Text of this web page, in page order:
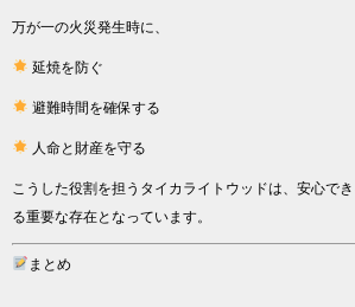
万が一の火災発生時に、
延焼を防ぐ
避難時間を確保する
人命と財産を守る
こうした役割を担うタイカライトウッドは、安心で
る重要な存在となっています。
まとめ